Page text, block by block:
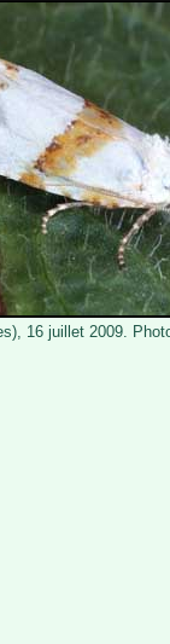
16 juillet 2009.